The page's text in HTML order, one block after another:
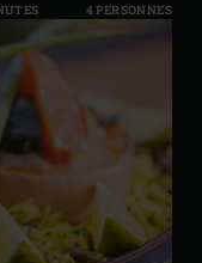
4 PERSONNES